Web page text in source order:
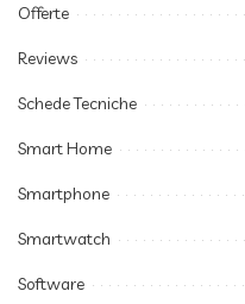
Offerte
Reviews
Schede Tecniche
Smart Home
Smartphone
Smartwatch
Software